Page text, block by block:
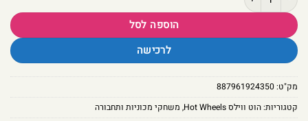
הוספה לסל
לרכישה
מק"ט:887961924350
קטגוריות:הוט ווילס Hot Wheels , משחקי מכוניות ותחבורה